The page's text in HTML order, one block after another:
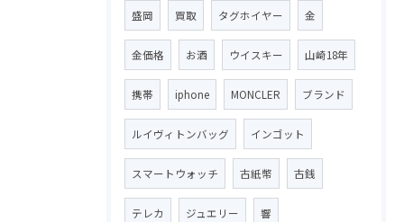
盛岡 買取 タグホイヤー 金
金価格 お酒 ウイスキー 山崎18年
携帯 iphone MONCLER ブランド
ルイヴィトンバッグ インゴット
スマートウォッチ 古紙幣 古銭
テレカ ジュエリー 響